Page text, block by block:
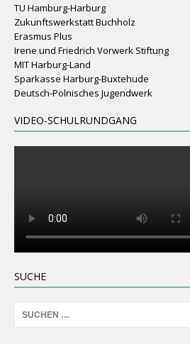
TU Hamburg-Harburg
Zukunftswerkstatt Buchholz
Erasmus Plus
Irene und Friedrich Vorwerk Stiftung
MIT Harburg-Land
Sparkasse Harburg-Buxtehude
Deutsch-Polnisches Jugendwerk
VIDEO-SCHULRUNDGANG
SUCHE